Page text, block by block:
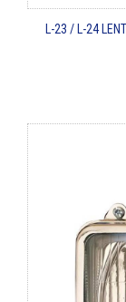
L-23 / L-24